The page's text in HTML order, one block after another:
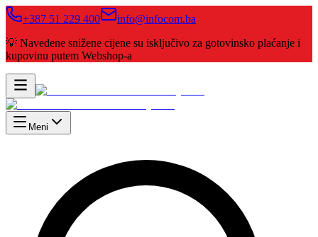
+387 51 229 400
info@infocom.ba
💡 Navedene snižene cijene su isključivo za gotovinsko plaćanje i
kupovinu putem Webshop-a
Meni